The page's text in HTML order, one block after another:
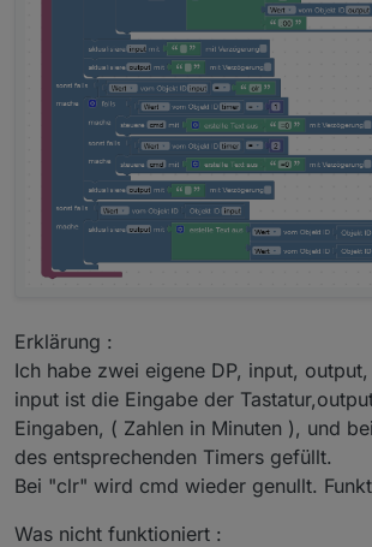
Erklärung :
Ich habe zwei eigene DP, input, output,
input ist die Eingabe der
Eingaben, ( Zahlen in Minuten ), und
des entsprechenden Timers gefüllt.
Bei "clr" wird cmd wieder genullt.
Was nicht funktioniert :